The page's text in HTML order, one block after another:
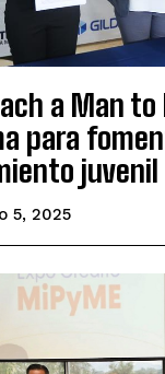
a Man
para
juvenil
5, 2025